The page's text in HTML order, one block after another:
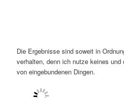
Die Ergebnisse sind soweit in
verhalten, denn ich nutze keines
von eingebundenen Dingen.